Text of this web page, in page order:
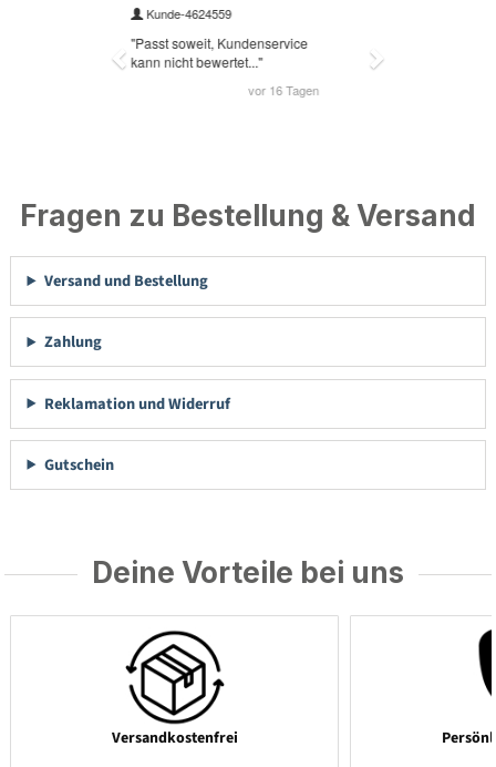
Fragen zu Bestellung & Versand
Versand und Bestellung
Zahlung
Reklamation und Widerruf
Gutschein
Deine Vorteile bei uns
Versandkostenfrei